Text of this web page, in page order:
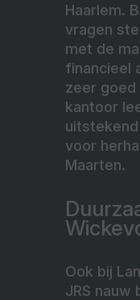
Haarlem.
vragen
met de
financieel
zeer goed
kantoor
voor
Maarten.
Ook bij
JRS nauw